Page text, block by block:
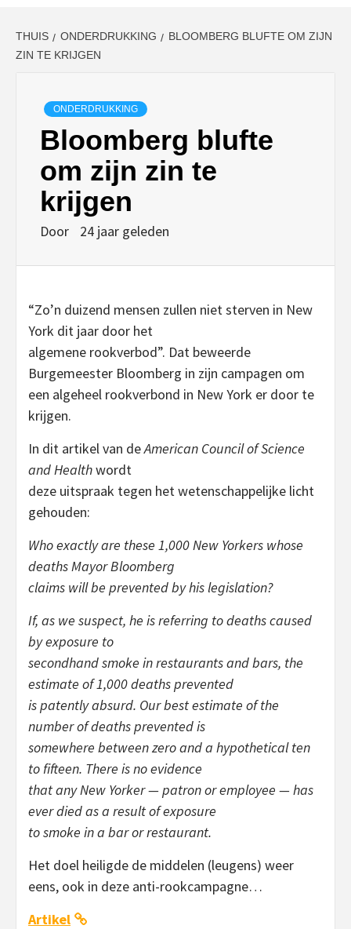
THUIS ONDERDRUKKING
BLOOMBERG BLUFTE OM ZIJN
ZIN TE KRIJGEN
ONDERDRUKKING
Bloomberg blufte
om zijn zin te
krijgen
Door 24 jaar geleden
“Zo’n duizend mensen zullen niet sterven in New
York dit jaar door het
algemene rookverbod”. Dat beweerde
Burgemeester Bloomberg in zijn campagen om
een algeheel rookverbond in New York er door te
krijgen.
In dit artikel van deAmerican Council of Science
and Healthwordt
deze uitspraak tegen het wetenschappelijke licht
gehouden:
Who exactly are these 1,000 New Yorkers whose
deaths Mayor Bloomberg
claims will be prevented by his legislation?
If, as we suspect, he is referring to deaths caused
by exposure to
secondhand smoke in restaurants and bars, the
estimate of 1,000 deaths prevented
is patently absurd. Our best estimate of the
number of deaths prevented is
somewhere between zero and a hypothetical ten
to fifteen. There is no evidence
that any New Yorker — patron or employee — has
ever died as a result of exposure
to smoke in a bar or restaurant.
Het doel heiligde de middelen (leugens) weer
eens, ook in deze anti-rookcampagne…
Artikel